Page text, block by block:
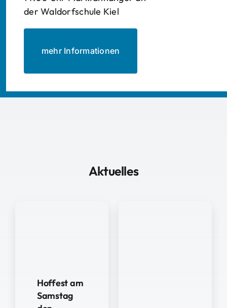
der Waldorfschule Kiel
mehr Informationen
Aktuelles
Hoffest am
Samstag